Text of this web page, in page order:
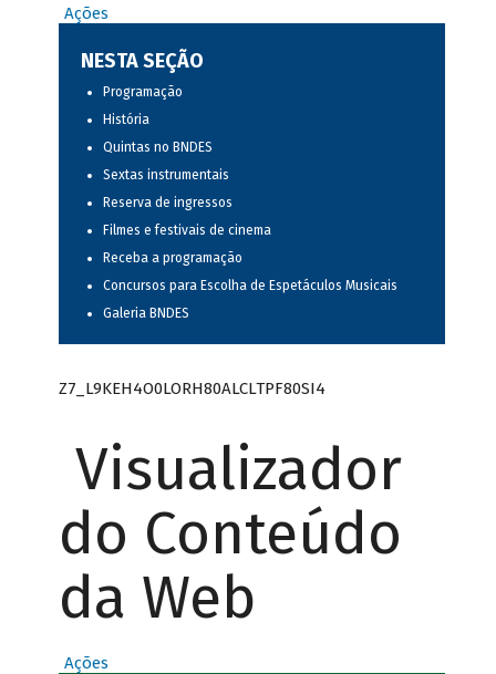
Ações
NESTA SEÇÃO
Programação
História
Quintas no BNDES
Sextas instrumentais
Reserva de ingressos
Filmes e festivais de cinema
Receba a programação
Concursos para Escolha de Espetáculos Musicais
Galeria BNDES
Z7_L9KEH4O0LORH80ALCLTPF80SI4
Visualizador
do Conteúdo
da Web
Ações